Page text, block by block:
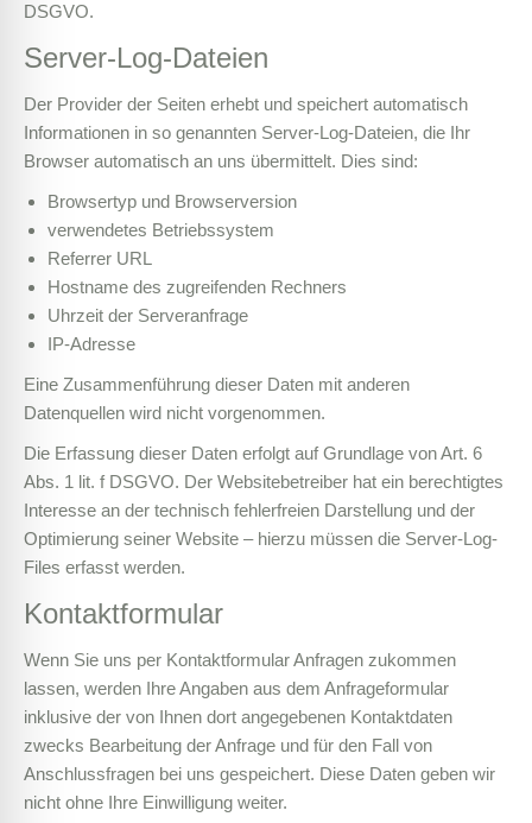
DSGVO.
Server-Log-Dateien
Der Provider der Seiten erhebt und speichert automatisch
Informationen in so genannten Server-Log-Dateien, die Ihr
Browser automatisch an uns übermittelt. Dies sind:
Browsertyp und Browserversion
verwendetes Betriebssystem
Referrer URL
Hostname des zugreifenden Rechners
Uhrzeit der Serveranfrage
IP-Adresse
Eine Zusammenführung dieser Daten mit anderen
Datenquellen wird nicht vorgenommen.
Die Erfassung dieser Daten erfolgt auf Grundlage von Art. 6
Abs. 1 lit. f DSGVO. Der Websitebetreiber hat ein berechtigtes
Interesse an der technisch fehlerfreien Darstellung und der
Optimierung seiner Website – hierzu müssen die Server-Log-
Files erfasst werden.
Kontaktformular
Wenn Sie uns per Kontaktformular Anfragen zukommen
lassen, werden Ihre Angaben aus dem Anfrageformular
inklusive der von Ihnen dort angegebenen Kontaktdaten
zwecks Bearbeitung der Anfrage und für den Fall von
Anschlussfragen bei uns gespeichert. Diese Daten geben wir
nicht ohne Ihre Einwilligung weiter.